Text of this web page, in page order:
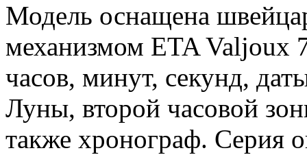
Модель оснащена
механизмом ETA Valjoux
часов, минут, секунд,
Луны, второй часовой
также хронограф. Серия